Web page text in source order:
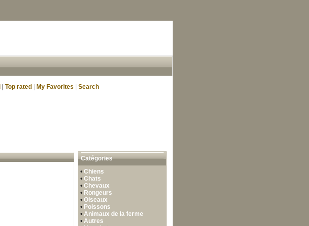
Top rated My Favorites Search
Catégories
•Chiens
•Chats
•Chevaux
• Rongeurs
•Oiseaux
• Poissons
• Animaux de la ferme
• Autres